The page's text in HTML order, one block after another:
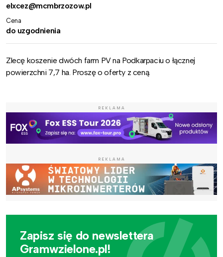
elxcez@mcmbrzozow.pl
Cena
do uzgodnienia
Zlecę koszenie dwóch farm PV na Podkarpaciu o łącznej
powierzchni 7,7 ha. Proszę o oferty z ceną.
REKLAMA
REKLAMA
Zapisz się do newslettera
Gramwzielone.pl!